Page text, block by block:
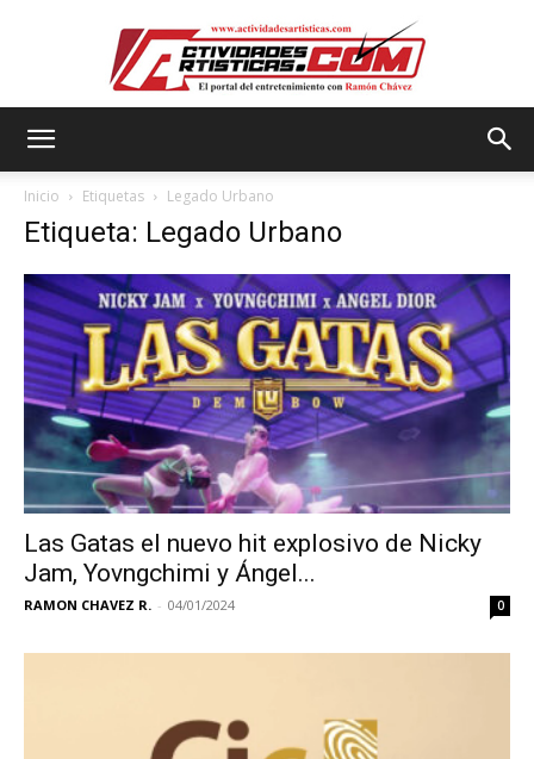
Inicio Etiquetas Legado Urbano
Etiqueta: Legado Urbano
Las Gatas el nuevo hit explosivo de Nicky
Jam, Yovngchimi y Ángel...
RAMON CHAVEZ R. - 04/01/2024 0